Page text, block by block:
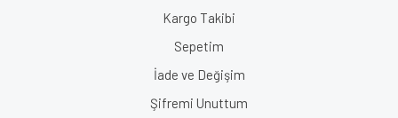
Kargo Takibi
Sepetim
İade ve Değişim
Şifremi Unuttum